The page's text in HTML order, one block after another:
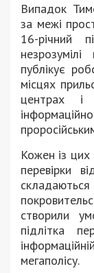
Випадок
за межі
16-річний
публікує
місцях
центрах
Кожен із
перевірки
складаються
створили
підлітка
мегаполісу.